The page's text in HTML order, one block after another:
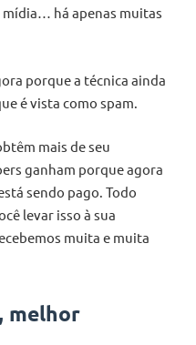
há apenas muitas
porque a técnica ainda
é vista como spam.
mais de seu
ganham porque agora
sendo pago. Todo
levar isso à sua
muita e muita
melhor